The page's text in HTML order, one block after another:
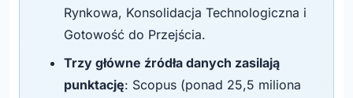
Rynkowa, Konsolidacja Technologiczna i
Gotowość do Przejścia.
Trzy główne źródła danych zasilają
punktację: Scopus (ponad 25,5 miliona